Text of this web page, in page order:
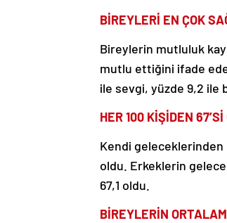
BİREYLERİ EN ÇOK
Bireylerin mutluluk
mutlu ettiğini ifade
ile sevgi, yüzde 9,2 ile
HER 100 KİŞİDEN
Kendi geleceklerinden
oldu. Erkeklerin
67,1 oldu.
BİREYLERİN